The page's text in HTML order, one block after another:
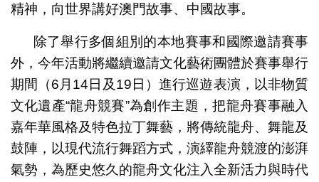
精神，向世界講好澳門故事、中國故事。
除了舉行多個組別的本地賽事和國際邀請賽事
外，今年活動將繼續邀請文化藝術團體於賽事舉行
期間（6月14日及19日）進行巡遊表演，以非物質
文化遺產“龍舟競賽”為創作主題，把龍舟賽事融入
嘉年華風格及特色拉丁舞藝，將傳統龍舟、舞龍及
鼓陣，以現代流行舞蹈方式，演繹龍舟競渡的澎湃
氣勢，為歷史悠久的龍舟文化注入全新活力與時代